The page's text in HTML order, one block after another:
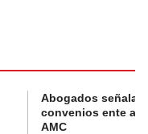
Abogados
convenios ente
AMC